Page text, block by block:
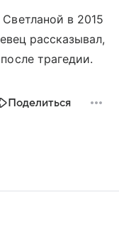
в 2015
рассказывал,
трагедии.
Поделиться